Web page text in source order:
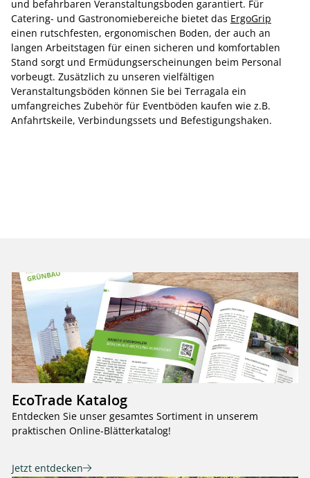
und befahrbaren Veranstaltungsboden garantiert. Für
Catering- und Gastronomiebereiche bietet das ErgoGrip
einen rutschfesten, ergonomischen Boden, der auch an
langen Arbeitstagen für einen sicheren und komfortablen
Stand sorgt und Ermüdungserscheinungen beim Personal
vorbeugt. Zusätzlich zu unseren vielfältigen
Veranstaltungsböden können Sie bei Terragala ein
umfangreiches Zubehör für Eventböden kaufen wie z.B.
Anfahrtskeile, Verbindungssets und Befestigungshaken.
EcoTrade Katalog
Entdecken Sie unser gesamtes Sortiment in unserem
praktischen Online-Blätterkatalog!
Jetzt entdecken